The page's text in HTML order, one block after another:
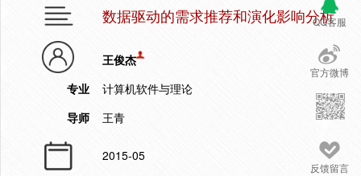
QQ客服
官方微博
反馈留言
数据驱动的需求推荐和演化影响分析
王俊杰
专业
计算机软件与理论
导师
王青
2015-05